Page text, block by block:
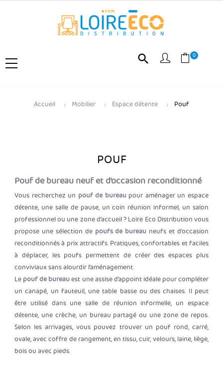
search 0
Accueil Mobilier Espace détente Pouf
POUF
Pouf de bureau neuf et d’occasion reconditionné
Vous recherchez un pouf de bureaupour aménager un espace
détente, une salle de pause, un coin réunion informel, un salon
professionnel ou une zone d’accueil ? Loire Eco Distribution vous
propose une sélection depoufs de bureau neufs et d’occasion
reconditionnés à prix attractifs. Pratiques, confortables et faciles
à déplacer, les poufs permettent de créer des espaces plus
conviviaux sans alourdir l’aménagement.
Lepouf de bureauest une assise d’appoint idéale pour compléter
un canapé, un fauteuil, une table basse ou des chaises. Il peut
être utilisé dans une salle de réunion informelle, un espace
détente, une crèche, un bureau partagé ou une zone de repos.
Selon les arrivages, vous pouvez trouver un pouf rond, carré,
ovale, avec coffre de rangement, en tissu, cuir, velours, laine, liège,
bois ou avec pieds.